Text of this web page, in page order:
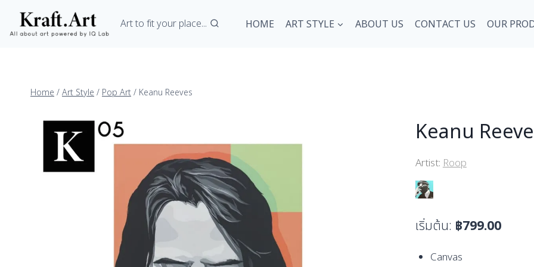
Art to fit your place... HOME ART STYLE ABOUT US CONTACT US OUR
Home /Art Style / Pop Art/ Keanu Reeves
Keanu
Artist:Roop
เริ่มต้น: ฿799.00
Canvas